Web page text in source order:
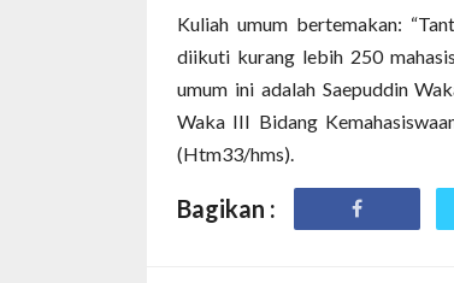
Kuliah umum bertemakan:
diikuti kurang lebih 250
umum ini adalah Saepuddin
Waka III Bidang
(Htm33/hms).
Bagikan :